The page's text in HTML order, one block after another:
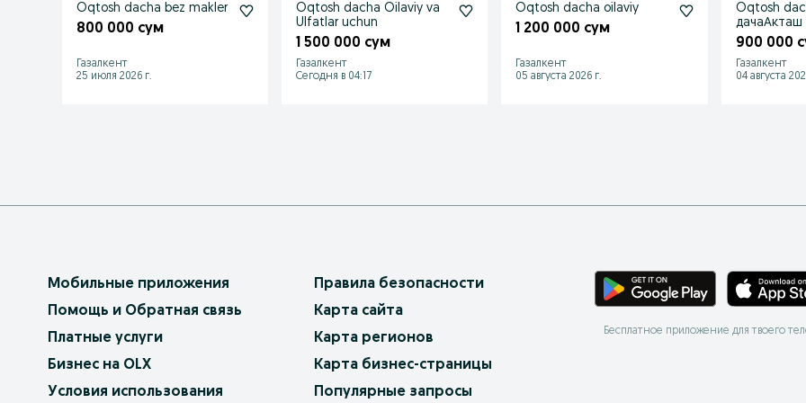
Oqtosh dacha bez makler
800 000 сум
Газалкент
25 июля 2026 г.
Oqtosh dacha Oilaviy va
Ulfatlar uchun
1 500 000 сум
Газалкент
Сегодня в 04:17
Oqtosh dacha oilaviy
1 200 000 сум
Газалкент
05 августа 2026 г.
Oqtosh
дачаАкташ
900 000
Газалкент
04 августа
Мобильные приложения
Помощь и Обратная связь
Платные услуги
Бизнес на OLX
Условия использования
Правила безопасности
Карта сайта
Карта регионов
Карта бизнес-страницы
Популярные запросы
Бесплатное приложение для твоего